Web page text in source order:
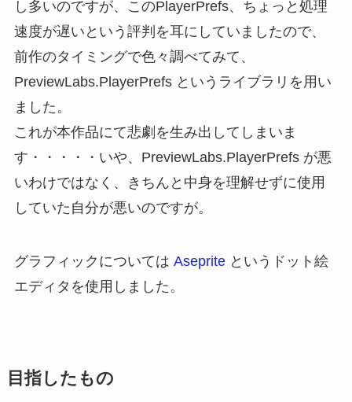
し多いのですが、このPlayerPrefs、ちょっと処理
速度が遅いという評判を耳にしていましたので、
前作のタイミングで色々調べてみて、
PreviewLabs.PlayerPrefs というライブラリを用い
ました。
これが本作品にて悲劇を生み出してしまいま
す・・・・・いや、PreviewLabs.PlayerPrefs が悪
いわけではなく、きちんと中身を理解せずに使用
していた自分が悪いのですが。
グラフィックについては Asepriteというドット絵
エディタを使用しました。
目指したもの